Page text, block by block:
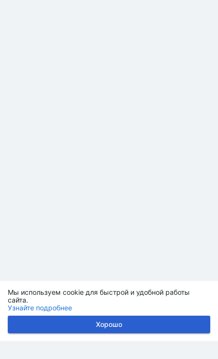
Мы используем cookie для быстрой и удобной работы
сайта.
Узнайте подробнее
Хорошо